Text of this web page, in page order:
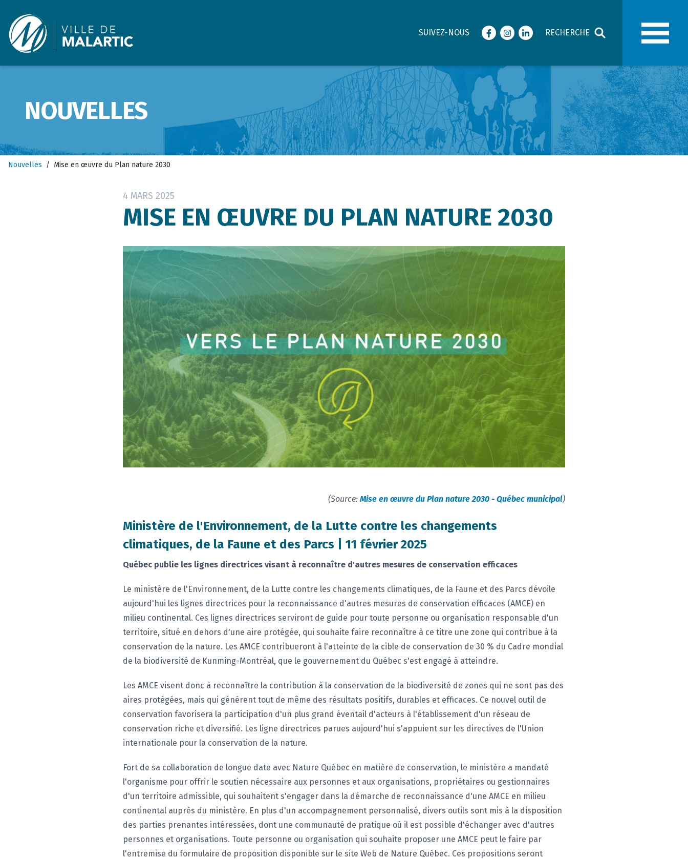
Ville de Malartic
SUIVEZ-NOUS
FacebookInstagramLinkedInRECHERCHE
NOUVELLES
Nouvelles / Mise en œuvre du Plan nature 2030
4 MARS 2025
MISE EN ŒUVRE DU PLAN NATURE 2030
(Source: Mise en œuvre du Plan nature 2030 - Québec municipal)
Ministère de l'Environnement, de la Lutte contre les changements
climatiques, de la Faune et des Parcs | 11 février 2025
Québec publie les lignes directrices visant à reconnaître d'autres mesures de conservation efficaces
Le ministère de l'Environnement, de la Lutte contre les changements climatiques, de la Faune et des Parcs dévoile
aujourd'hui les lignes directrices pour la reconnaissance d'autres mesures de conservation efficaces (AMCE) en
milieu continental. Ces lignes directrices serviront de guide pour toute personne ou organisation responsable d'un
territoire, situé en dehors d'une aire protégée, qui souhaite faire reconnaître à ce titre une zone qui contribue à la
conservation de la nature. Les AMCE contribueront à l'atteinte de la cible de conservation de 30 % du Cadre mondial
de la biodiversité de Kunming-Montréal, que le gouvernement du Québec s'est engagé à atteindre.
Les AMCE visent donc à reconnaître la contribution à la conservation de la biodiversité de zones qui ne sont pas des
aires protégées, mais qui génèrent tout de même des résultats positifs, durables et efficaces. Ce nouvel outil de
conservation favorisera la participation d'un plus grand éventail d'acteurs à l'établissement d'un réseau de
conservation riche et diversifié. Les ligne directrices parues aujourd'hui s'appuient sur les directives de l'Union
internationale pour la conservation de la nature.
Fort de sa collaboration de longue date avec Nature Québec en matière de conservation, le ministère a mandaté
l'organisme pour offrir le soutien nécessaire aux personnes et aux organisations, propriétaires ou gestionnaires
d'un territoire admissible, qui souhaitent s'engager dans la démarche de reconnaissance d'une AMCE en milieu
continental auprès du ministère. En plus d'un accompagnement personnalisé, divers outils sont mis à la disposition
des parties prenantes intéressées, dont une communauté de pratique où il est possible d'échanger avec d'autres
personnes et organisations. Toute personne ou organisation qui souhaite proposer une AMCE peut le faire par
l'entremise du formulaire de proposition disponible sur le site Web de Nature Québec. Ces propositions seront